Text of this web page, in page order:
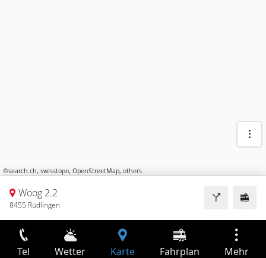
©search.ch, swisstopo, OpenStreetMap, others
Woog 2.2
8455 Rüdlingen
Tel Wetter Karte Fahrplan Mehr